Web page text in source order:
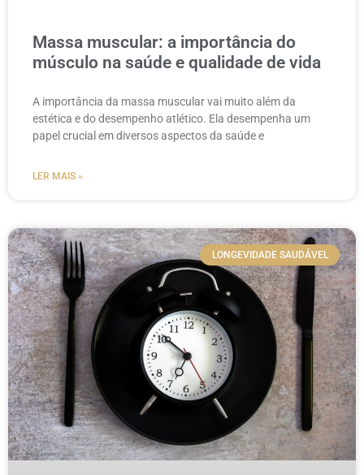
Massa muscular: a importância do
músculo na saúde e qualidade de vida
A importância da massa muscular vai muito além da
estética e do desempenho atlético. Ela desempenha um
papel crucial em diversos aspectos da saúde e
LER MAIS »
LONGEVIDADE SAUDÁVEL